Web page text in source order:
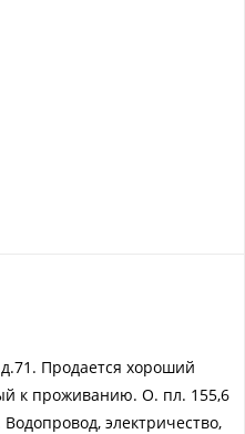
Продается хороший
к проживанию. О. пл. 155,6
электричество,